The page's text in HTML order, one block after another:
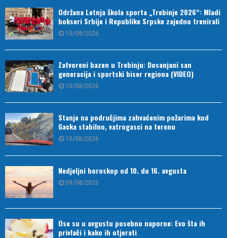
Održana Letnja škola sporta „Trebinje 2026“: Mladi
bokseri Srbije i Republike Srpske zajedno trenirali
10/08/2026
Zatvoreni bazen u Trebinju: Dosanjani san
generacija i sportski biser regiona (VIDEO)
10/08/2026
Stanje na područjima zahvaćenim požarima kod
Gacka stabilno, vatrogasci na terenu
10/08/2026
Nedjeljni horoskop od 10. do 16. avgusta
09/08/2026
Ose su u avgustu posebno naporne: Evo šta ih
privlači i kako ih otjerati